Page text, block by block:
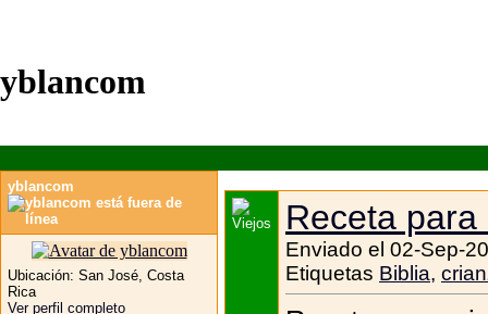
yblancom
Receta
Enviado el 02-Sep-
Etiquetas Biblia,
yblancom
Ubicación: San José, Costa
Rica
Ver perfil completo